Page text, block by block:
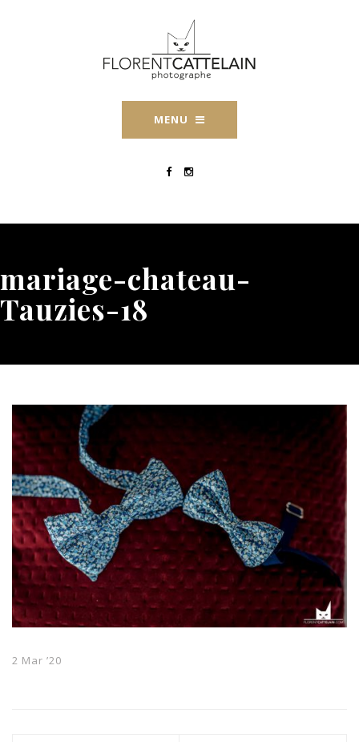
MENU
mariage-chateau-
Tauzies-18
2 Mar ’20